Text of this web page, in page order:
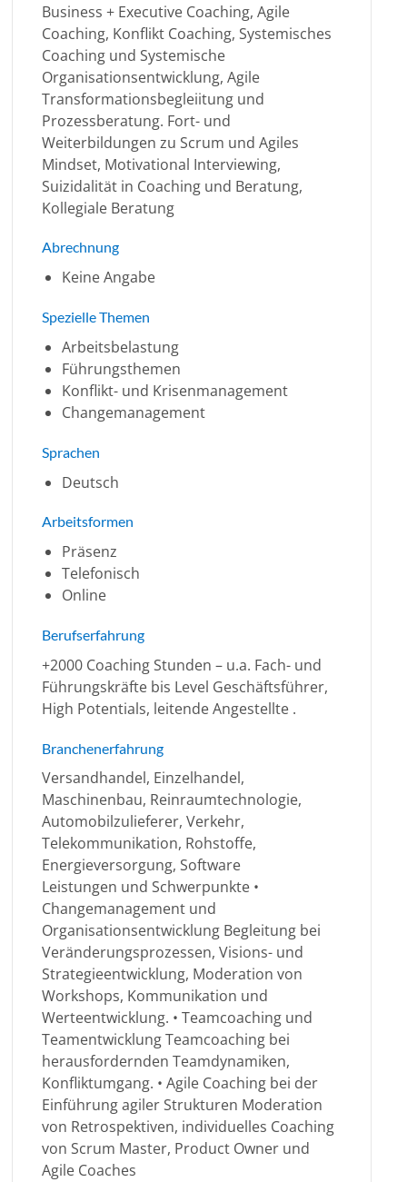
Business + Executive Coaching, Agile
Coaching, Konflikt Coaching, Systemisches
Coaching und Systemische
Organisationsentwicklung, Agile
Transformationsbegleiitung und
Prozessberatung. Fort- und
Weiterbildungen zu Scrum und Agiles
Mindset, Motivational Interviewing,
Suizidalität in Coaching und Beratung,
Kollegiale Beratung
Abrechnung
Keine Angabe
Spezielle Themen
Arbeitsbelastung
Führungsthemen
Konflikt- und Krisenmanagement
Changemanagement
Sprachen
Deutsch
Arbeitsformen
Präsenz
Telefonisch
Online
Berufserfahrung
+2000 Coaching Stunden – u.a. Fach- und
Führungskräfte bis Level Geschäftsführer,
High Potentials, leitende Angestellte .
Branchenerfahrung
Versandhandel, Einzelhandel,
Maschinenbau, Reinraumtechnologie,
Automobilzulieferer, Verkehr,
Telekommunikation, Rohstoffe,
Energieversorgung, Software
Leistungen und Schwerpunkte •
Changemanagement und
Organisationsentwicklung Begleitung bei
Veränderungsprozessen, Visions- und
Strategieentwicklung, Moderation von
Workshops, Kommunikation und
Werteentwicklung. • Teamcoaching und
Teamentwicklung Teamcoaching bei
herausfordernden Teamdynamiken,
Konfliktumgang. • Agile Coaching bei der
Einführung agiler Strukturen Moderation
von Retrospektiven, individuelles Coaching
von Scrum Master, Product Owner und
Agile Coaches